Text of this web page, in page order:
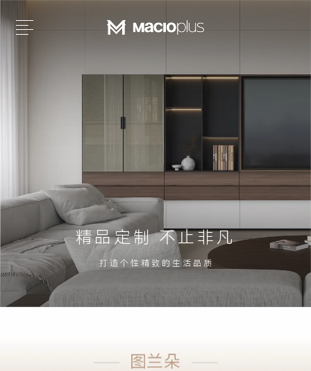
精品定制 不止非凡
打 造 个 性 精 致 的 生 活 品 质